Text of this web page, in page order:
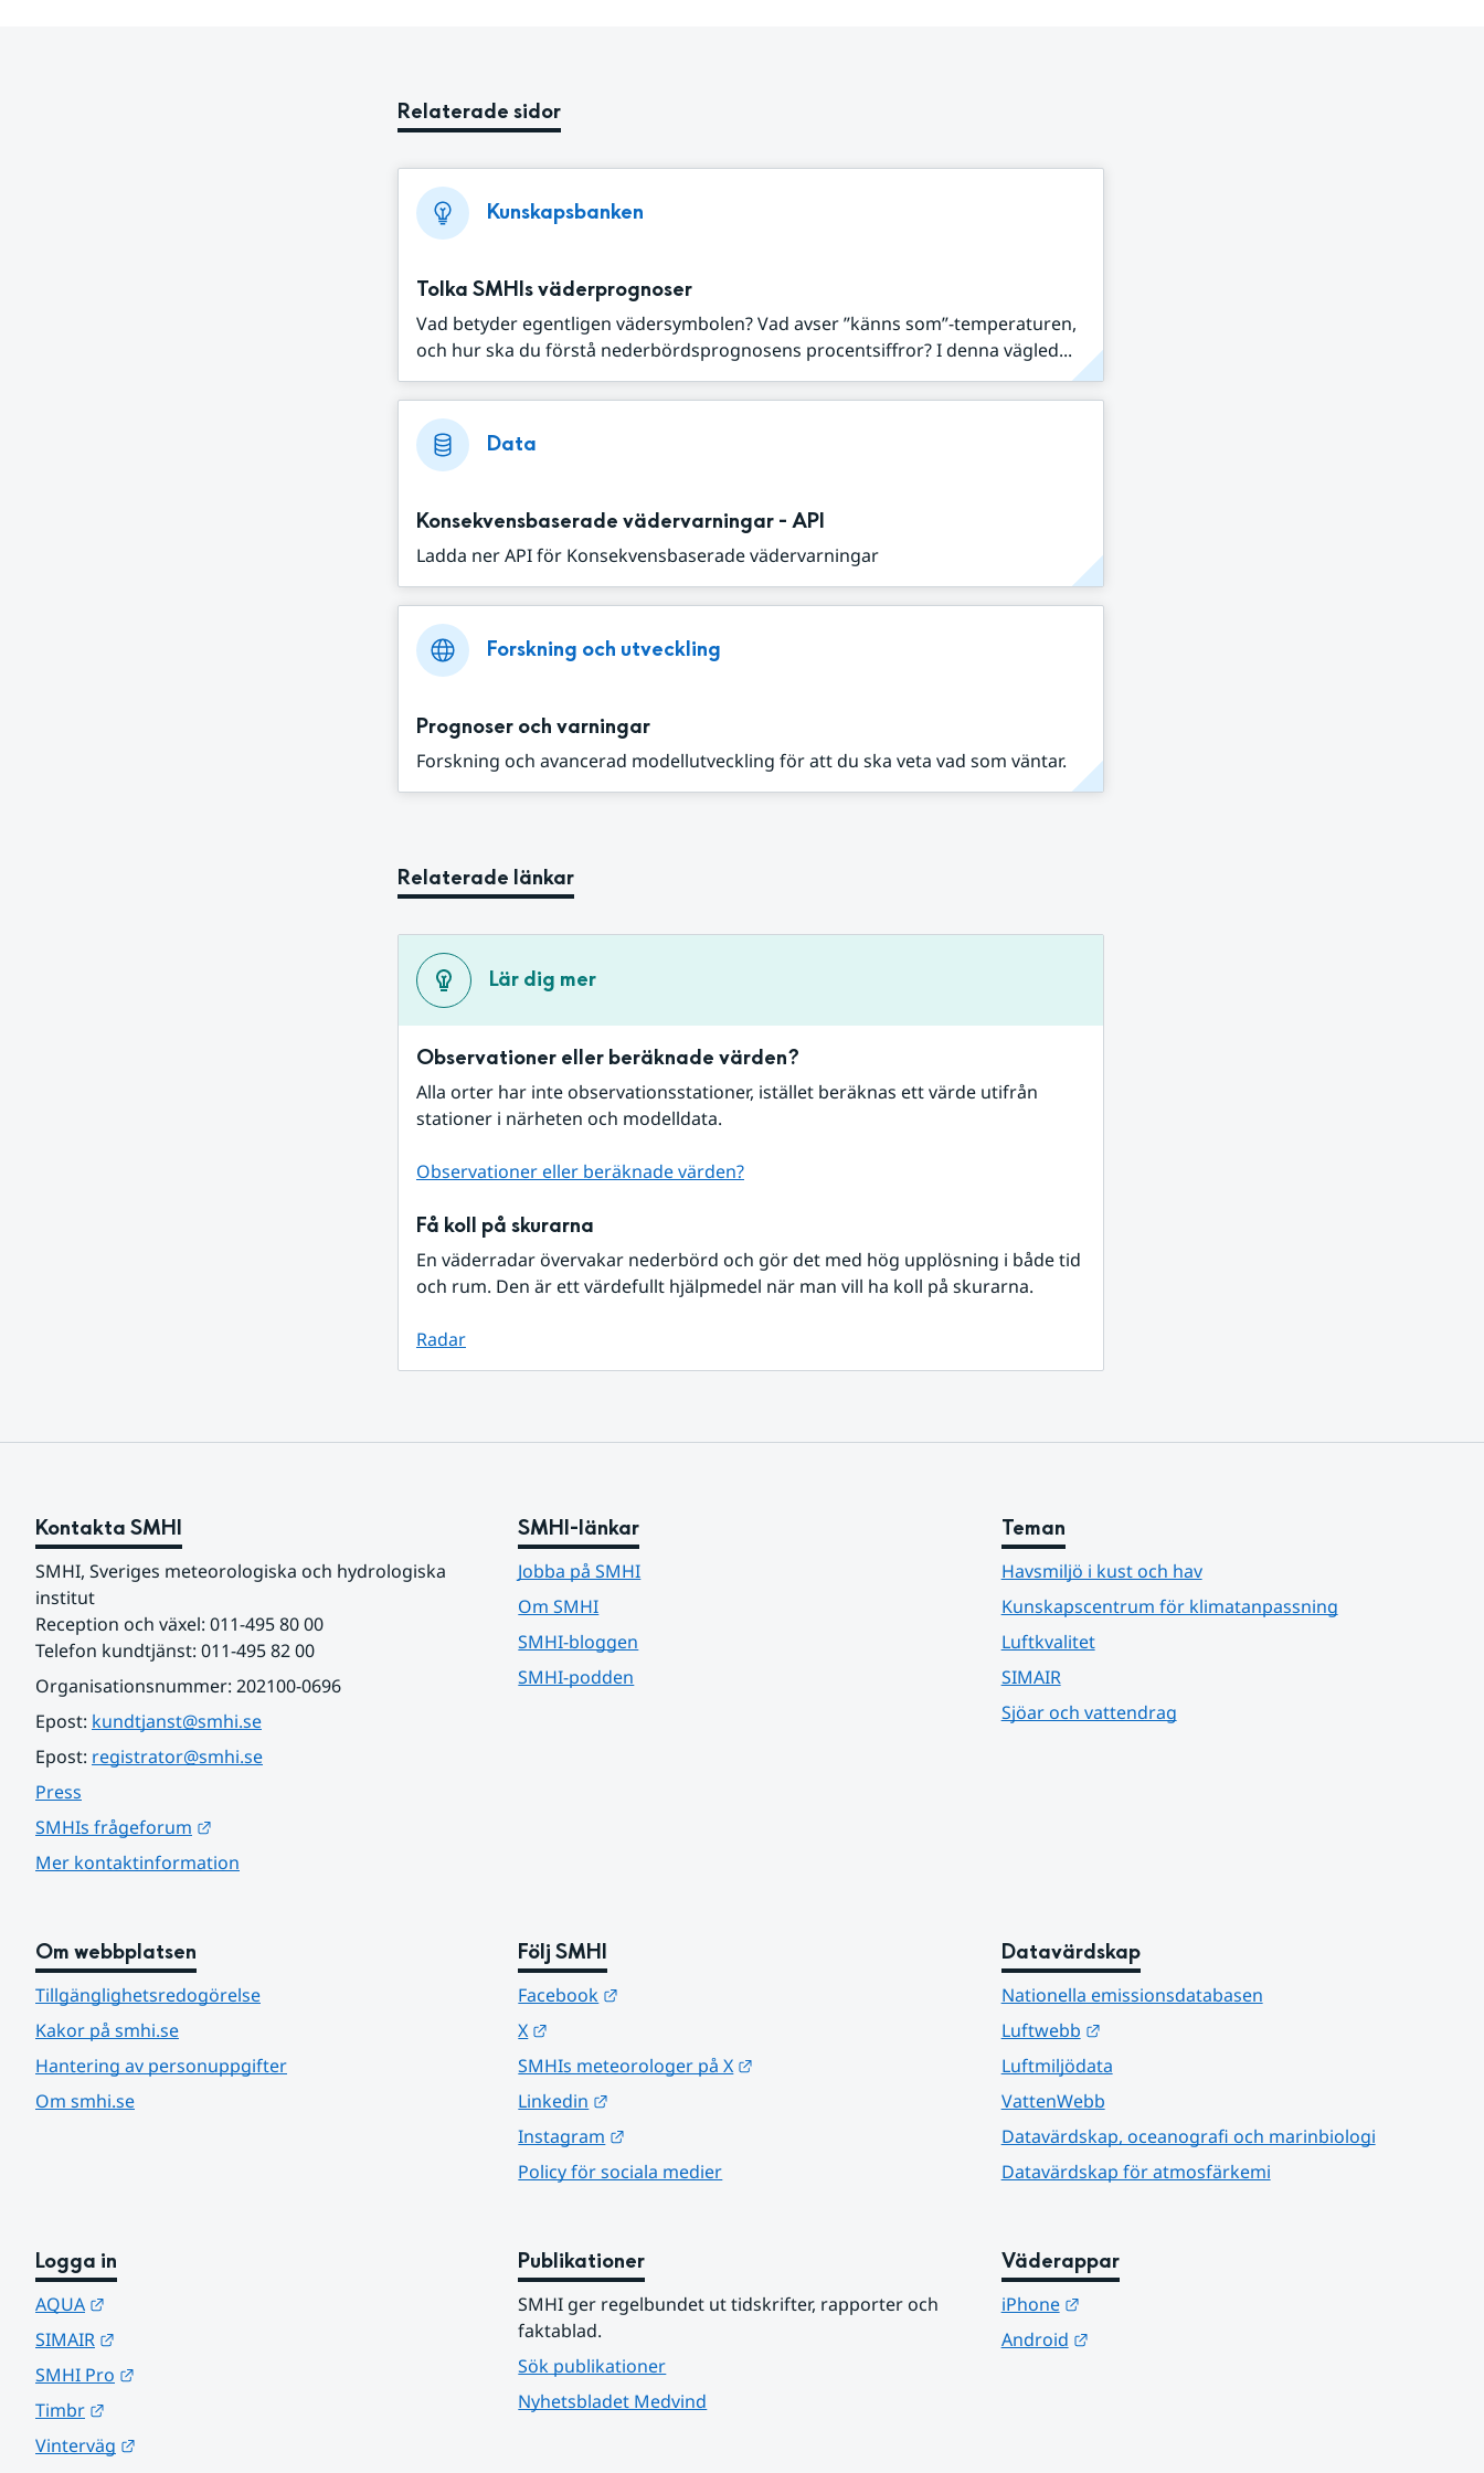
Relaterade sidor
Kunskapsbanken
Tolka SMHIs väderprognoser
Vad betyder egentligen vädersymbolen? Vad avser ”känns som”-temperaturen,
och hur ska du förstå nederbördsprognosens procentsiffror? I denna vägled...
Data
Konsekvensbaserade vädervarningar - API
Ladda ner API för Konsekvensbaserade vädervarningar
Forskning och utveckling
Prognoser och varningar
Forskning och avancerad modellutveckling för att du ska veta vad som väntar.
Relaterade länkar
Lär dig mer
Observationer eller beräknade värden?
Alla orter har inte observationsstationer, istället beräknas ett värde utifrån
stationer i närheten och modelldata.
Observationer eller beräknade värden?
Få koll på skurarna
En väderradar övervakar nederbörd och gör det med hög upplösning i både tid
och rum. Den är ett värdefullt hjälpmedel när man vill ha koll på skurarna.
Radar
Kontakta SMHI
SMHI, Sveriges meteorologiska och hydrologiska
institut
Reception och växel: 011-495 80 00
Telefon kundtjänst: 011-495 82 00
Organisationsnummer: 202100-0696
Epost: kundtjanst@smhi.se
Epost: registrator@smhi.se
Press
SMHIs frågeforum
Mer kontaktinformation
SMHI-länkar
Jobba på SMHI
Om SMHI
SMHI-bloggen
SMHI-podden
Teman
Havsmiljö i kust och hav
Kunskapscentrum för klimatanpassning
Luftkvalitet
SIMAIR
Sjöar och vattendrag
Om webbplatsen
Tillgänglighetsredogörelse
Kakor på smhi.se
Hantering av personuppgifter
Om smhi.se
Följ SMHI
Facebook
X
SMHIs meteorologer på X
Linkedin
Instagram
Policy för sociala medier
Datavärdskap
Nationella emissionsdatabasen
Luftwebb
Länk till annan webbplats.
Luftmiljödata
VattenWebb
Datavärdskap, oceanografi och marinbiologi
Datavärdskap för atmosfärkemi
Logga in
AQUA
SIMAIR
SMHI Pro
Timbr
Vinterväg
Publikationer
SMHI ger regelbundet ut tidskrifter, rapporter och
faktablad.
Sök publikationer
Nyhetsbladet Medvind
Väderappar
iPhone
Länk till annan webbplats.
Android
Länk till annan webbplats.